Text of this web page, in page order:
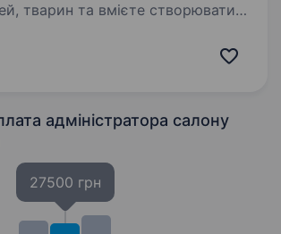
тварин та вмієте створювати
команді! Що потрібно
адміністратора салону
27500 грн